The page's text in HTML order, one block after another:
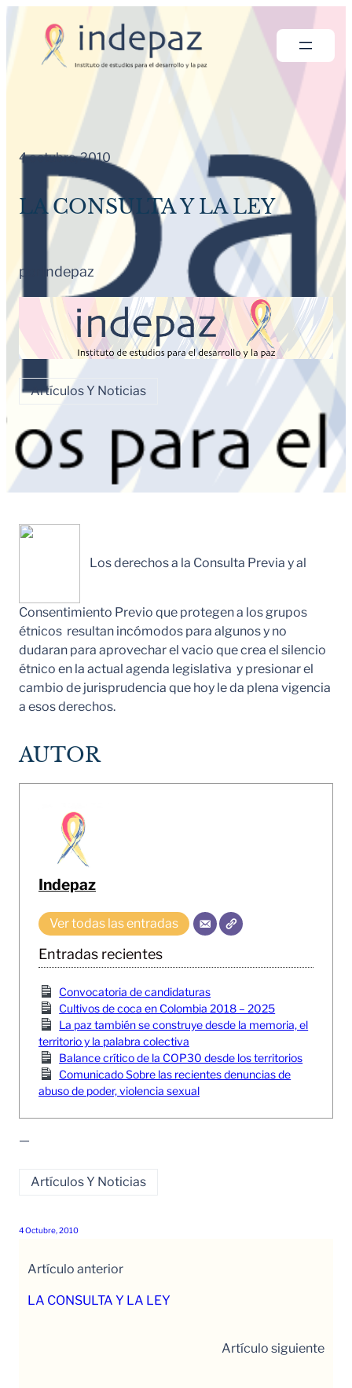
4 octubre, 2010
LA CONSULTA Y LA LEY
por Indepaz
Artículos Y Noticias
Los derechos a la Consulta Previa y al
Consentimiento Previo que protegen a los grupos
étnicos resultan incómodos para algunos y no
dudaran para aprovechar el vacio que crea el silencio
étnico en la actual agenda legislativa y presionar el
cambio de jurisprudencia que hoy le da plena vigencia
a esos derechos.
AUTOR
Indepaz
Ver todas las entradas
Entradas recientes
Convocatoria de candidaturas
Cultivos de coca en Colombia 2018 – 2025
La paz también se construye desde la memoria, el
territorio y la palabra colectiva
Balance crítico de la COP30 desde los territorios
Comunicado Sobre las recientes denuncias de
abuso de poder, violencia sexual
—
Artículos Y Noticias
4 Octubre, 2010
Artículo anterior
LA CONSULTA Y LA LEY
Artículo siguiente